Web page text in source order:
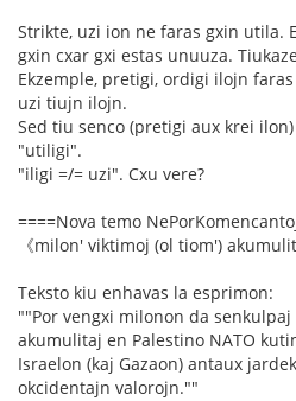
Strikte, uzi ion ne faras gxin utila.
gxin cxar gxi estas unuuza.
Ekzemple, pretigi, ordigi ilojn
uzi tiujn ilojn.
Sed tiu senco (pretigi aux krei
"utiligi".
"iligi =/= uzi". Cxu vere?
====Nova temo
《milon' viktimoj (ol tiom')
Teksto kiu enhavas la esprimon:
""Por vengxi milonon da
akumulitaj en Palestino NATO
Israelon (kaj Gazaon) antaux
okcidentajn valorojn.""